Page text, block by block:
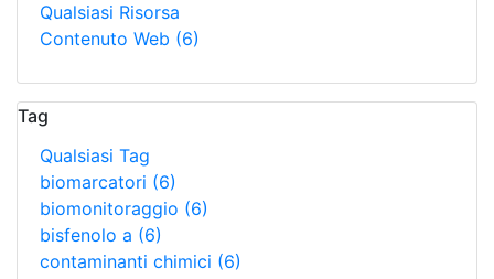
Qualsiasi Risorsa
Contenuto Web (6)
Tag
Qualsiasi Tag
biomarcatori (6)
biomonitoraggio (6)
bisfenolo a (6)
contaminanti chimici (6)